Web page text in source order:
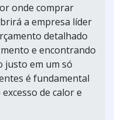
onde comprar
a empresa líder
detalhado
e encontrando
justo em um só
é fundamental
de calor e